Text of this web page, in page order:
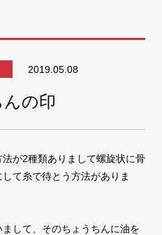
お問い合わせ
2019.05.08
の印
が2種類ありまして螺旋状に骨
て糸で待とう方法がありま
して、そのちょうちんに油を